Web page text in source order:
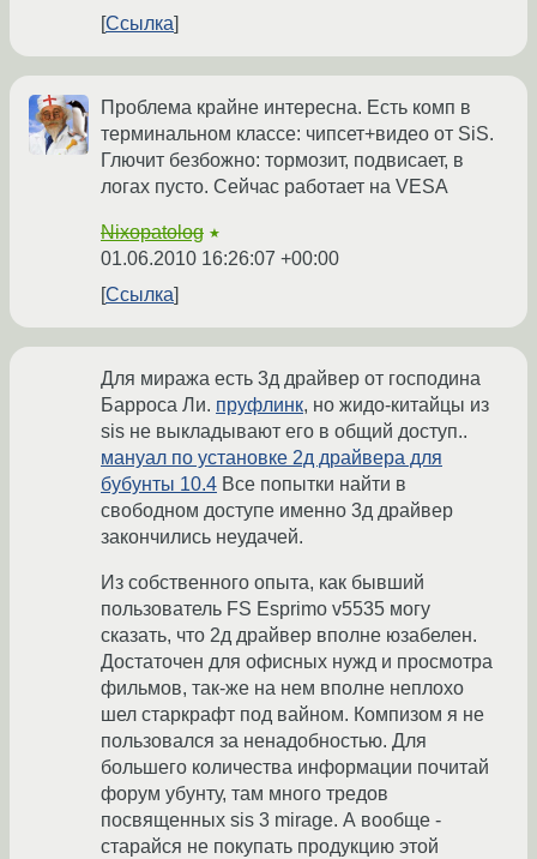
Ссылка
Проблема крайне интересна. Есть комп в
терминальном классе: чипсет+видео от SiS.
Глючит безбожно: тормозит, подвисает, в
логах пусто. Сейчас работает на VESA
Nixopatolog ★
01.06.2010 16:26:07 +00:00
Ссылка
Для миража есть 3д драйвер от господина
Барроса Ли. пруфлинк, но жидо-китайцы из
sis не выкладывают его в общий доступ..
мануал по установке 2д драйвера для
бубунты 10.4 Все попытки найти в
свободном доступе именно 3д драйвер
закончились неудачей.
Из собственного опыта, как бывший
пользователь FS Esprimo v5535 могу
сказать, что 2д драйвер вполне юзабелен.
Достаточен для офисных нужд и просмотра
фильмов, так-же на нем вполне неплохо
шел старкрафт под вайном. Компизом я не
пользовался за ненадобностью. Для
большего количества информации почитай
форум убунту, там много тредов
посвященных sis 3 mirage. А вообще -
старайся не покупать продукцию этой